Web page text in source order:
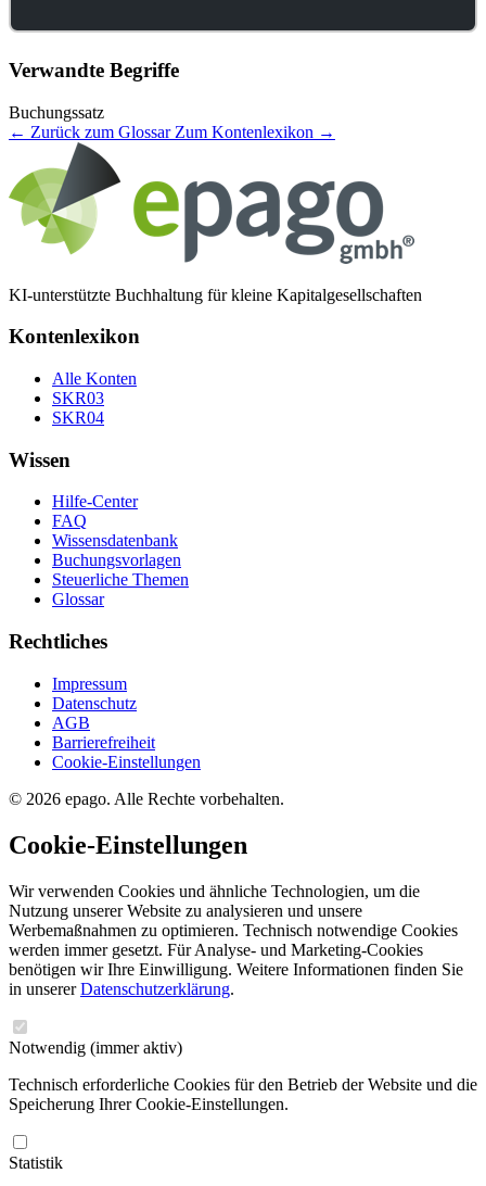
Verwandte Begriffe
Buchungssatz
← Zurück zum Glossar Zum Kontenlexikon →
KI-unterstützte Buchhaltung für kleine Kapitalgesellschaften
Kontenlexikon
Alle Konten
SKR03
SKR04
Wissen
Hilfe-Center
FAQ
Wissensdatenbank
Buchungsvorlagen
Steuerliche Themen
Glossar
Rechtliches
Impressum
Datenschutz
AGB
Barrierefreiheit
Cookie-Einstellungen
© 2026 epago. Alle Rechte vorbehalten.
Cookie-Einstellungen
Wir verwenden Cookies und ähnliche Technologien, um die
Nutzung unserer Website zu analysieren und unsere
Werbemaßnahmen zu optimieren. Technisch notwendige Cookies
werden immer gesetzt. Für Analyse- und Marketing-Cookies
benötigen wir Ihre Einwilligung. Weitere Informationen finden Sie
in unsererDatenschutzerklärung.
Notwendig (immer aktiv)
Technisch erforderliche Cookies für den Betrieb der Website und die
Speicherung Ihrer Cookie-Einstellungen.
Statistik